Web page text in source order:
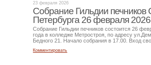
23 февраля 2026
Собрание Гильдии печников
Петербурга 26 февраля
Собрание Гильдии печников состоится 26
года в колледже Метростроя, по адресу
Бедного 21. Начало собрания в 17.00. Вход
Комментировать